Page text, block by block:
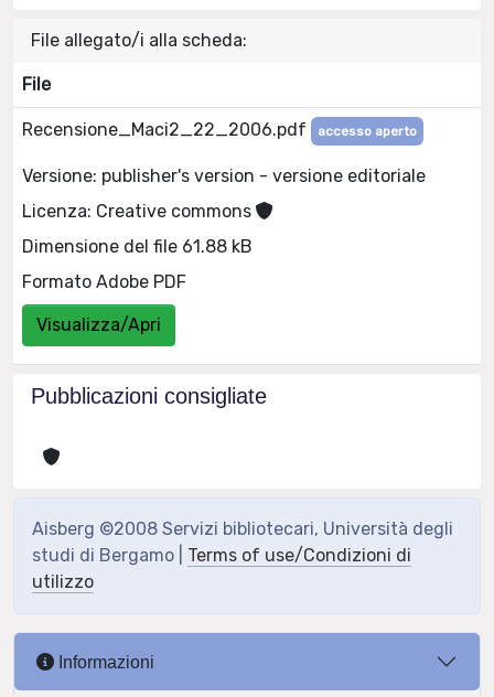
File allegato/i alla scheda:
File
Recensione_Maci2_22_2006.pdf accesso aperto
Versione: publisher's version - versione editoriale
Licenza: Creative commons
Dimensione del file 61.88 kB
Formato Adobe PDF
Visualizza/Apri
Pubblicazioni consigliate
Aisberg ©2008 Servizi bibliotecari, Università degli
studi di Bergamo | Terms of use/Condizioni di
utilizzo
Informazioni